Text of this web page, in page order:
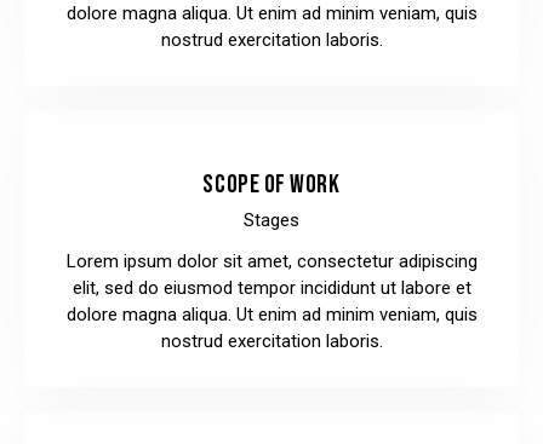
dolore magna aliqua. Ut enim ad minim veniam, quis
nostrud exercitation laboris.
SCOPE OF WORK
Stages
Lorem ipsum dolor sit amet, consectetur adipiscing
elit, sed do eiusmod tempor incididunt ut labore et
dolore magna aliqua. Ut enim ad minim veniam, quis
nostrud exercitation laboris.